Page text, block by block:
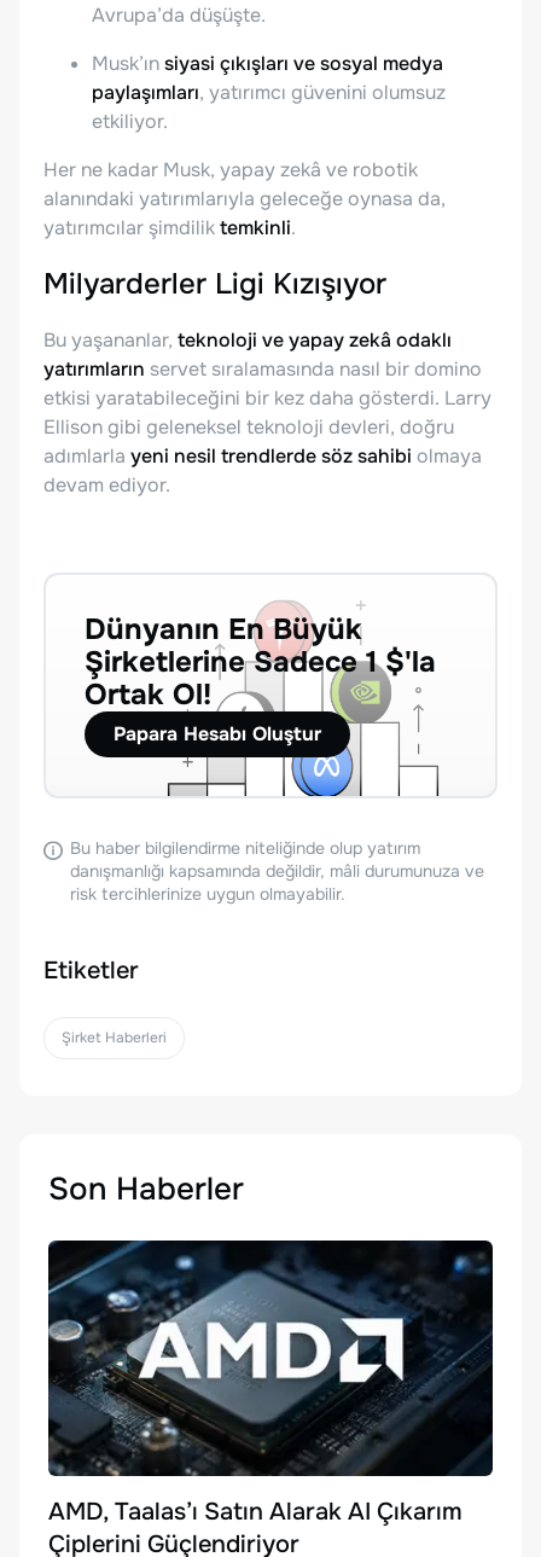
Avrupa’da düşüşte.
Musk’ınsiyasi çıkışları ve sosyal medya
paylaşımları, yatırımcı güvenini olumsuz
etkiliyor.
Her ne kadar Musk, yapay zekâ ve robotik
alanındaki yatırımlarıyla geleceğe oynasa da,
yatırımcılar şimdiliktemkinli.
Milyarderler Ligi Kızışıyor
Bu yaşananlar, teknoloji ve yapay zekâ odaklı
yatırımların servet sıralamasında nasıl bir domino
etkisi yaratabileceğini bir kez daha gösterdi. Larry
Ellison gibi geleneksel teknoloji devleri, doğru
adımlarla yeni nesil trendlerde söz sahibi olmaya
devam ediyor.
Dünyanın En Büyük
Şirketlerine Sadece 1 $'la
Ortak Ol!
Papara Hesabı Oluştur
Bu haber bilgilendirme niteliğinde olup yatırım
danışmanlığı kapsamında değildir, mâli durumunuza ve
risk tercihlerinize uygun olmayabilir.
Etiketler
Şirket Haberleri
Son Haberler
AMD, Taalas’ı Satın Alarak AI Çıkarım
Çiplerini Güçlendiriyor